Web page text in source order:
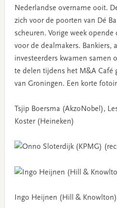
Nederlandse overname ooit.
zich voor de poorten van Dé
scheuren. Vorige week
voor de dealmakers. Bankiers,
investeerders kwamen samen
te delen tijdens het M&A Café
van Groningen. Een korte
Tsjip Boersma (AkzoNobel),
Koster (Heineken)
Ingo Heijnen (Hill &